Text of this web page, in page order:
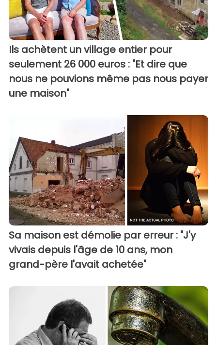
Ils achètent un village entier pour
seulement 26 000 euros : "Et dire que
nous ne pouvions même pas nous payer
une maison"
Sa maison est démolie par erreur : "J'y
vivais depuis l'âge de 10 ans, mon
grand-père l'avait achetée"